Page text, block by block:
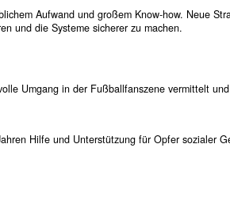
Aufwand und großem Know-how. Neue
und die Systeme sicherer zu machen.
Umgang in der Fußballfanszene vermittelt
Hilfe und Unterstützung für Opfer sozialer